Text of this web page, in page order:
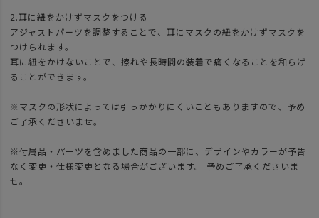
2.耳に紐をかけずマスクをつける
アジャストパーツを調整することで、耳にマスクの紐をかけずマスクを
つけられます。
耳に紐をかけないことで、擦れや長時間の装着で痛くなることを和らげ
ることができます。
※マスクの形状によっては引っかかりにくいこともありますので、予め
ご了承くださいませ。
※付属品・パーツを含めました商品の一部に、デザインやカラーが予告
なく変更・仕様変更となる場合がございます。 予めご了承くださいま
せ。